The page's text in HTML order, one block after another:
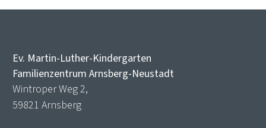
Ev. Martin-Luther-Kindergarten
Familienzentrum Arnsberg-Neustadt
Wintroper Weg 2,
59821 Arnsberg